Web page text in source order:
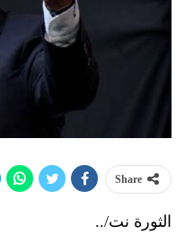
Share
الثورة نت/..